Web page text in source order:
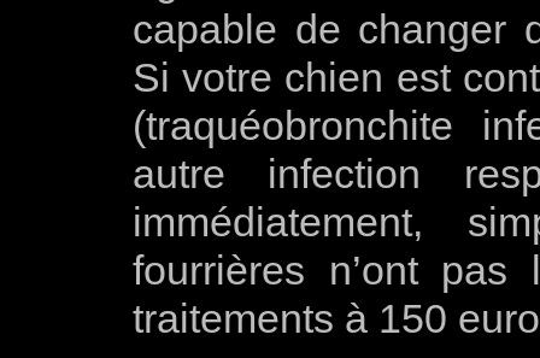
capable de changer
Si votre chien est
(traquéobronchite
autre infection
immédiatement,
fourrières n’ont
traitements à 150